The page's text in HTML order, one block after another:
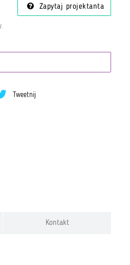
Zapytaj projektanta
.
Tweetnij
Kontakt